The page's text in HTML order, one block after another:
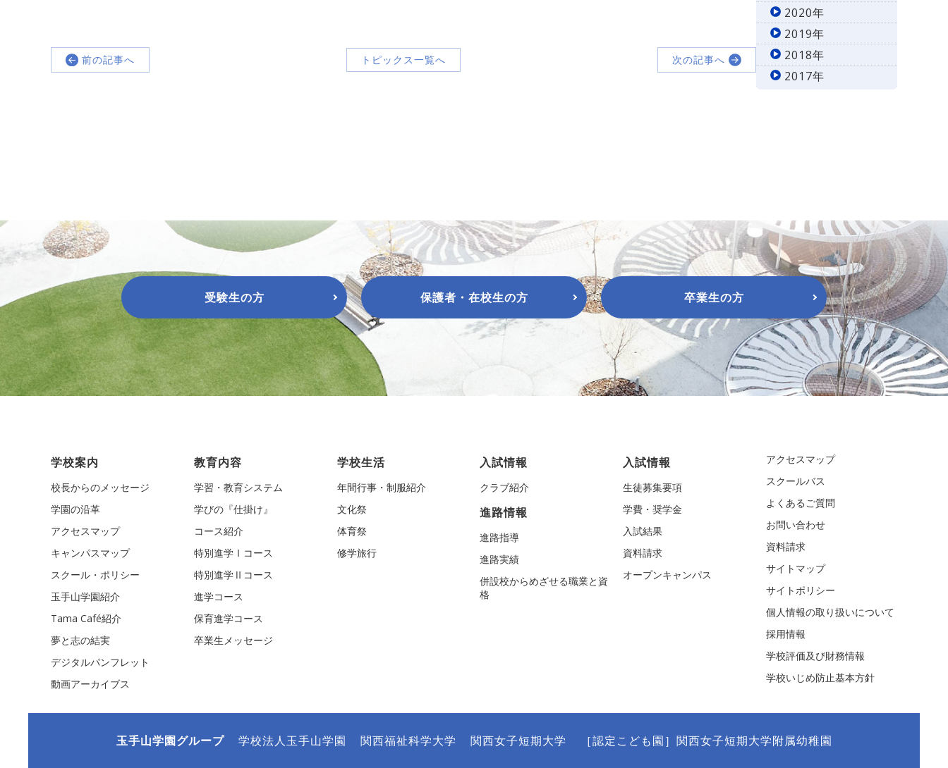
前の記事へ トピックス一覧へ 次の記事へ
2020年
2019年
2018年
2017年
受験生の方 保護者・在校生の方 卒業生の方
学校案内
校長からのメッセージ
学園の沿革
アクセスマップ
キャンパスマップ
スクール・ポリシー
玉手山学園紹介
Tama Café紹介
夢と志の結実
デジタルパンフレット
動画アーカイブス
教育内容
学習・教育システム
学びの『仕掛け』
コース紹介
特別進学Ⅰコース
特別進学Ⅱコース
進学コース
保育進学コース
卒業生メッセージ
学校生活
年間行事・制服紹介
文化祭
体育祭
修学旅行
入試情報
クラブ紹介
進路情報
進路指導
進路実績
併設校からめざせる職業と資
格
入試情報
生徒募集要項
学費・奨学金
入試結果
資料請求
オープンキャンパス
アクセスマップ
スクールバス
よくあるご質問
お問い合わせ
資料請求
サイトマップ
サイトポリシー
個人情報の取り扱いについて
採用情報
学校評価及び財務情報
学校いじめ防止基本方針
玉手山学園グループ 学校法人玉手山学園 関西福祉科学大学 関西女子短期大学 ［認定こども園］関西女子短期大学附属幼稚園